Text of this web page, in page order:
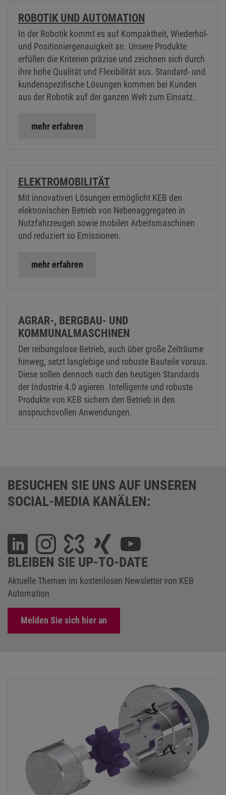
ROBOTIK UND AUTOMATION
In der Robotik kommt es auf Kompaktheit, Wiederhol-
und Positioniergenauigkeit an. Unsere Produkte
erfüllen die Kriterien präzise und zeichnen sich durch
ihre hohe Qualität und Flexibilität aus. Standard- und
kundenspezifische Lösungen kommen bei Kunden
aus der Robotik auf der ganzen Welt zum Einsatz.
mehr erfahren
ELEKTROMOBILITÄT
Mit innovativen Lösungen ermöglicht KEB den
elektronischen Betrieb von Nebenaggregaten in
Nutzfahrzeugen sowie mobilen Arbeitsmaschinen
und reduziert so Emissionen.
mehr erfahren
AGRAR-, BERGBAU- UND
KOMMUNALMASCHINEN
Der reibungslose Betrieb, auch über große Zeiträume
hinweg, setzt langlebige und robuste Bauteile voraus.
Diese sollen dennoch nach den heutigen Standards
der Industrie 4.0 agieren. Intelligente und robuste
Produkte von KEB sichern den Betrieb in den
anspruchsvollen Anwendungen.
BESUCHEN SIE UNS AUF UNSEREN
SOCIAL-MEDIA KANÄLEN:
BLEIBEN SIE UP-TO-DATE
Aktuelle Themen im kostenlosen Newsletter von KEB
Automation
Melden Sie sich hier an